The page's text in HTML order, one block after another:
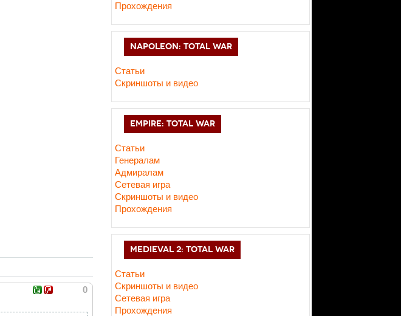
0
Прохождения
NAPOLEON: TOTAL WAR
Статьи
Скриншоты и видео
EMPIRE: TOTAL WAR
Статьи
Генералам
Адмиралам
Сетевая игра
Скриншоты и видео
Прохождения
MEDIEVAL 2: TOTAL WAR
Статьи
Скриншоты и видео
Сетевая игра
Прохождения